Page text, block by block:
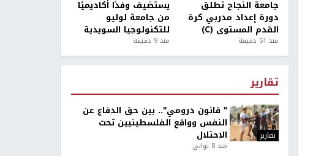
جامعة النجاح تطلق
دورة إعداد مدربي كرة
القدم المستوى (C)
منذ 51 دقيقة
يستضيف وفدًا أكاديميًا
من جامعة لوليو
للتكنولوجيا السويدية
منذ 9 دقيقة
تقارير
تقارير
" قانون درومي".. بين حق الدفاع عن
النفس وواقع الفلسطينيين تحت
الاحتلال
منذ 8 ثواني